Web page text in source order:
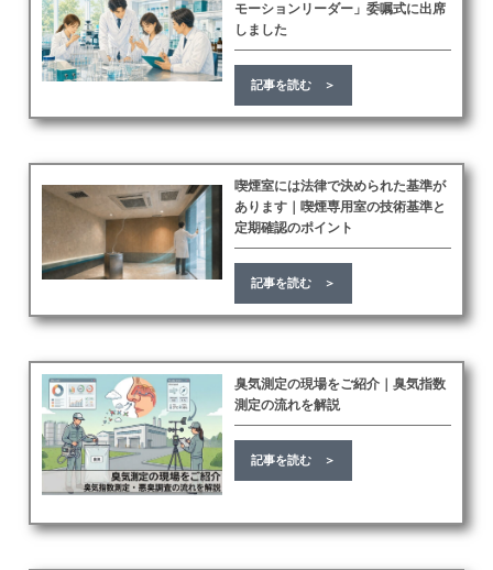
モーションリーダー」委嘱式に出席
しました
記事を読む ＞
喫煙室には法律で決められた基準が
あります｜喫煙専用室の技術基準と
定期確認のポイント
記事を読む ＞
臭気測定の現場をご紹介｜臭気指数
測定の流れを解説
記事を読む ＞